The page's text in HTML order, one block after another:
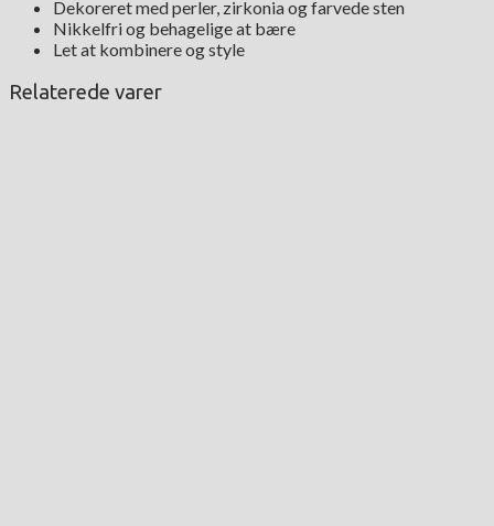
Dekoreret med perler, zirkonia og farvede sten
Nikkelfri og behagelige at bære
Let at kombinere og style
Relaterede varer